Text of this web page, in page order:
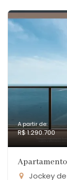
A partir de:
R$ 1.290.700
Apartamento
Jockey